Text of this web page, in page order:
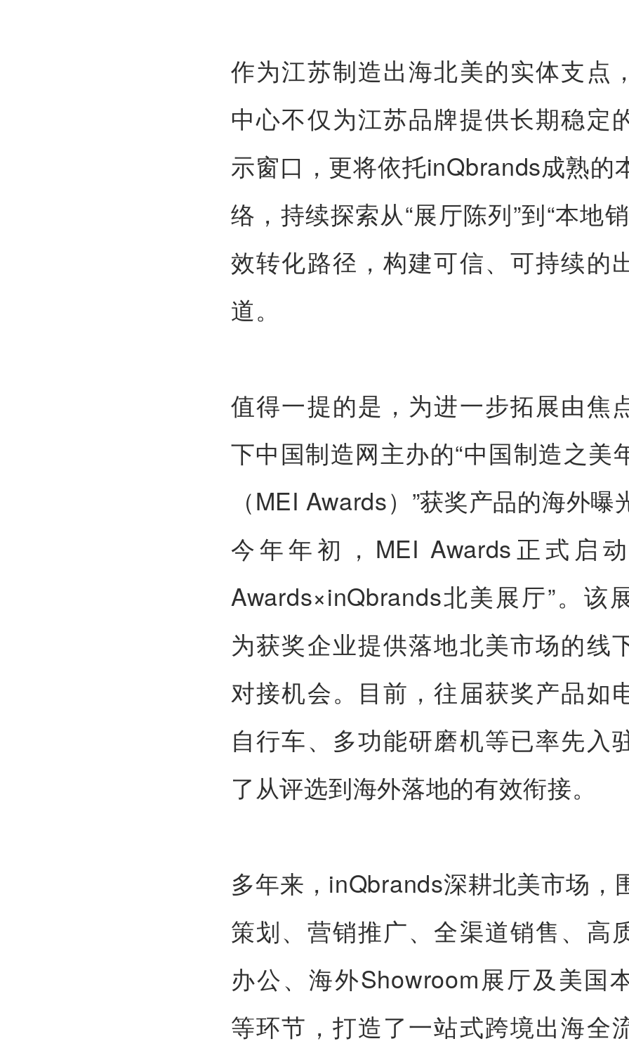
作为江苏制造出海北美的实体支点
中心不仅为江苏品牌提供长期稳定
示窗口，更将依托inQbrands成熟的
络，持续探索从“展厅陈列”到“本地
效转化路径，构建可信、可持续的
道。
值得一提的是，为进一步拓展由焦
下中国制造网主办的“中国制造之美
（MEI Awards）”获奖产品的海外曝
今年年初，MEI Awards正式启
Awards×inQbrands北美展厅”。该
为获奖企业提供落地北美市场的线
对接机会。目前，往届获奖产品如
自行车、多功能研磨机等已率先入
了从评选到海外落地的有效衔接。
多年来，inQbrands深耕北美市场，
策划、营销推广、全渠道销售、高
办公、海外Showroom展厅及美国
等环节，打造了一站式跨境出海全